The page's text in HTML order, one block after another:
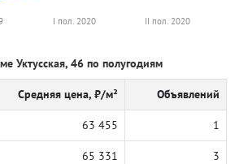
I пол. 2020 II пол. 2020
Уктусская, 46 по полугодиям
Средняя цена, ₽/м² Объявлений
63 455 1
65 331 3